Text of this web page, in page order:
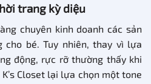
trang kỳ diệu
chuyên kinh doanh các sản
cho bé. Tuy nhiên, thay vì lựa
động, rực rỡ thường thấy khi
K’s Closet lại lựa chọn một tone